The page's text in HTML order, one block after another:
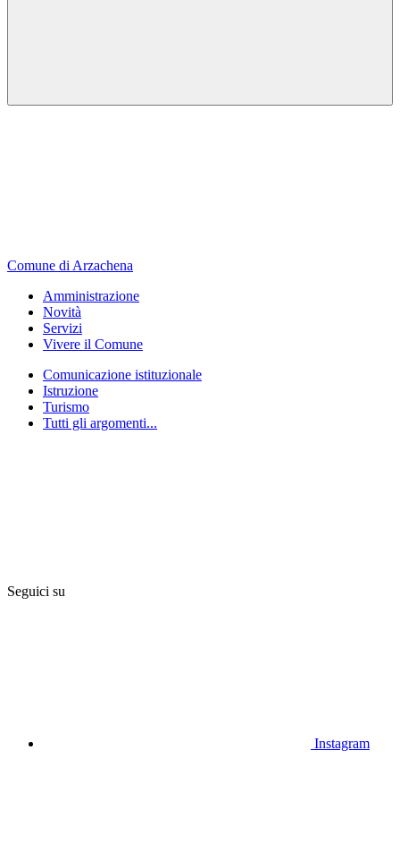
Comune di Arzachena
Amministrazione
Novità
Servizi
Vivere il Comune
Comunicazione istituzionale
Istruzione
Turismo
Tutti gli argomenti...
Seguici su
Instagram